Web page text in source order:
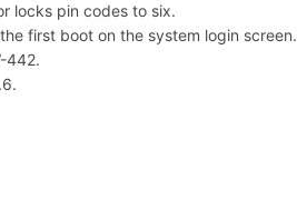
locks pin codes to six.
first boot on the system login screen.
442.